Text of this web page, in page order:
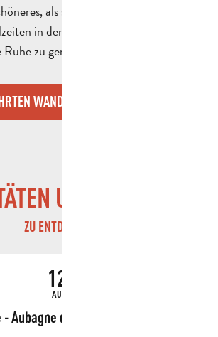
als sich nach den
in den Hügeln von Pagnol zu
zu genießen.
WANDERUNGEN
UND BESUCHE
ZU ENTDECKEN
12.
AUG
Aubagne dans les yeux de Marcel